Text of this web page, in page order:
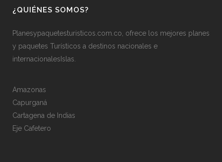
¿QUIÉNES SOMOS?
Planesypaquetesturisticos.com.co, ofrece los mejores planes
y paquetes Turísticos a destinos nacionales e
internacionalesIslas.
Amazonas
Capurganá
Cartagena de Indias
Eje Cafetero